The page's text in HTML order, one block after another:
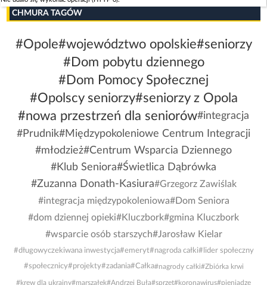
CHMURA TAGÓW
#Opole#województwo opolskie#seniorzy
#Dom pobytu dziennego
#Dom Pomocy Społecznej
#Opolscy seniorzy#seniorzy z Opola
#nowa przestrzeń dla seniorów#integracja
#Prudnik#Międzypokoleniowe Centrum Integracji
#młodzież#Centrum Wsparcia Dziennego
#Klub Seniora#Świetlica Dąbrówka
#Zuzanna Donath-Kasiura#Grzegorz Zawiślak
#integracja międzypokoleniowa#Dom Seniora
#dom dziennej opieki#Kluczbork#gmina Kluczbork
#wsparcie osób starszych#Jarosław Kielar
#długowyczekiwana inwestycja#emeryt#nagroda całki#lider społeczny
#społecznicy#projekty#zadania#Całka#nagrody całki#Zbiórka krwi
#krew dla ukrainy#marszałek#Andrzej Buła#sprzęt#koronawirus#pieniądze